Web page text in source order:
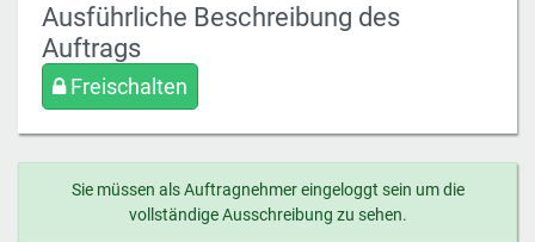
Ausführliche Beschreibung des
Auftrags
Freischalten
Sie müssen als Auftragnehmer eingeloggt sein um die
vollständige Ausschreibung zu sehen.